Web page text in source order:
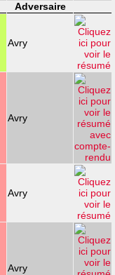
Adversaire
Avry
Avry
Avry
Avry